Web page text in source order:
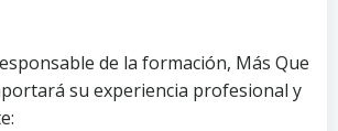
de la formación, Más Que
su experiencia profesional y